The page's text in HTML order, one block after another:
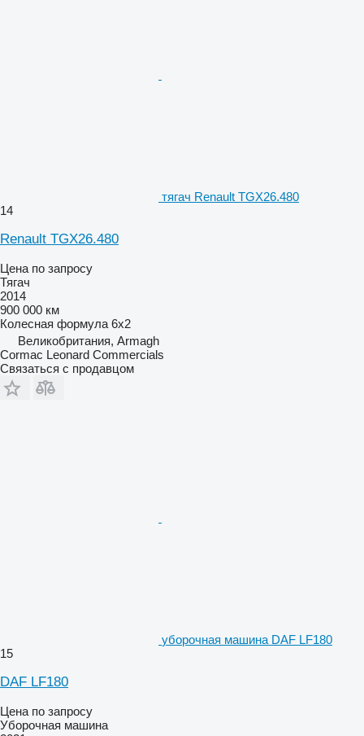
тягач Renault TGX26.480
14
Renault TGX26.480
Цена по запросу
Тягач
2014
900 000 км
Колесная формула 6x2
Великобритания, Armagh
Cormac Leonard Commercials
Связаться с продавцом
уборочная машина DAF LF180
15
DAF LF180
Цена по запросу
Уборочная машина